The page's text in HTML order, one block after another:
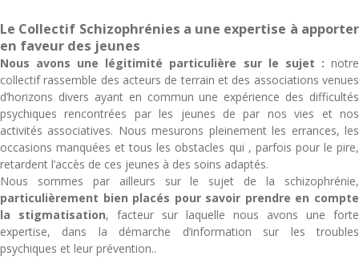
Le Collectif Schizophrénies a une expertise à apporter
en faveur des jeunes
Nous avons une légitimité particulière sur le sujet : notre
collectif rassemble des acteurs de terrain et des associations venues
d’horizons divers ayant en commun une expérience des difficultés
psychiques rencontrées par les jeunes de par nos vies et nos
activités associatives. Nous mesurons pleinement les errances, les
occasions manquées et tous les obstacles qui , parfois pour le pire,
retardent l’accès de ces jeunes à des soins adaptés.
Nous sommes par ailleurs sur le sujet de la schizophrénie,
particulièrement bien placés pour savoir prendre en compte
la stigmatisation, facteur sur laquelle nous avons une forte
expertise, dans la démarche d’information sur les troubles
psychiques et leur prévention..